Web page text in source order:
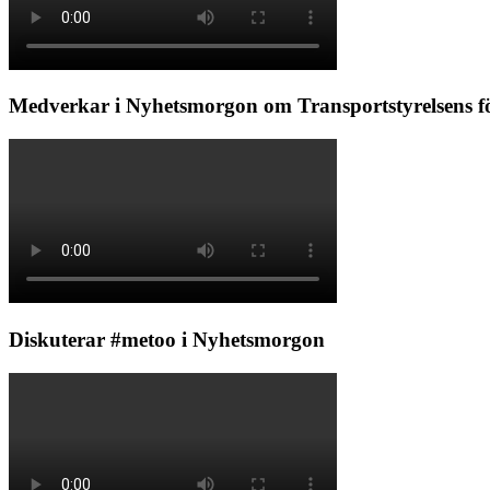
Medverkar i Nyhetsmorgon om Transportstyrelsens
Diskuterar #metoo i Nyhetsmorgon